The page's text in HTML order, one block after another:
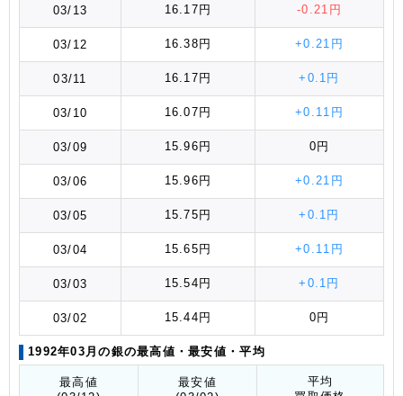
03/13 16.17円 -0.21円
03/12 16.38円 +0.21円
03/11 16.17円 +0.1円
03/10 16.07円 +0.11円
03/09 15.96円 0円
03/06 15.96円 +0.21円
03/05 15.75円 +0.1円
03/04 15.65円 +0.11円
03/03 15.54円 +0.1円
03/02 15.44円 0円
1992年03月の銀の最高値 ・最安値 ・平均
最高値
最安値
平均